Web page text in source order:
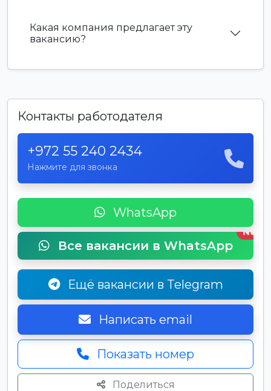
Какая компания предлагает эту
вакансию?
Контакты работодателя
+972 55 240 2434
Нажмите для звонка
WhatsApp
Все вакансии в WhatsApp
New
Ещё вакансии в Telegram
Написать email
Показать номер
Поделиться